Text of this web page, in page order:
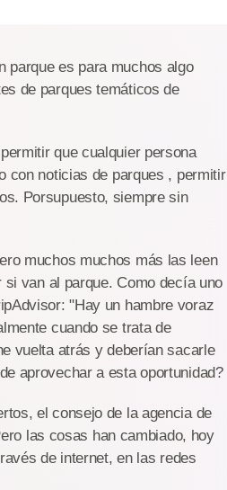
parque es para muchos algo
de parques temáticos de
que cualquier persona
con noticias de parques , permitir
Porsupuesto, siempre sin
muchos muchos más las leen
van al parque. Como decía uno
"Hay un hambre voraz
cuando se trata de
vuelta atrás y deberían sacarle
aprovechar a esta oportunidad?
el consejo de la agencia de
las cosas han cambiado, hoy
de internet, en las redes